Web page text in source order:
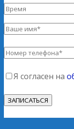
Я согласен на